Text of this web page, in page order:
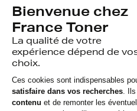
GENERIQUE
Cartouche d'encre
BROTHER LC-
Format XL
EN STOCK